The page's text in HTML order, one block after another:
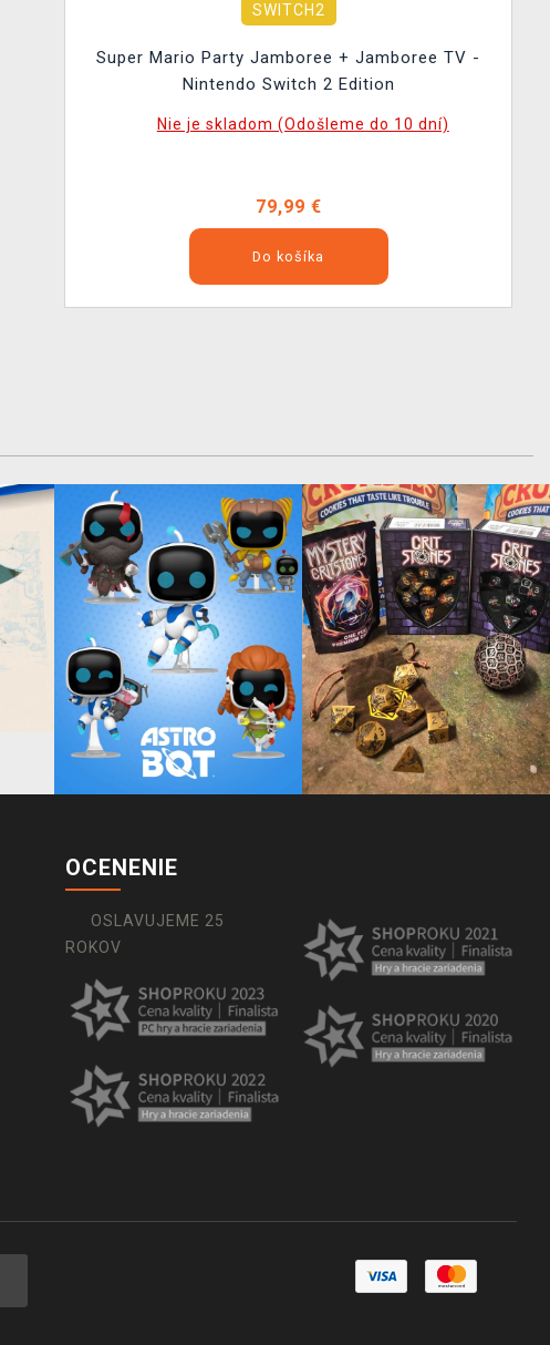
SWITCH2
Super Mario Party Jamboree + Jamboree TV -
Nintendo Switch 2 Edition
Nie je skladom (Odošleme do 10 dní)
79,99 €
Do košíka
OCENENIE
OSLAVUJEME 25
ROKOV